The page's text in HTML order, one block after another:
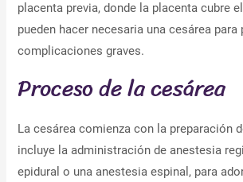
placenta previa, donde la placenta cubre
pueden hacer necesaria una cesárea para
complicaciones graves.
Proceso de la cesárea
La cesárea comienza con la preparación
incluye la administración de anestesia
epidural o una anestesia espinal, para